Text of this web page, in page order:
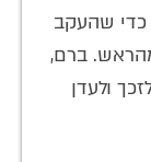
כדי שהעקב
ברם,
ולעדן